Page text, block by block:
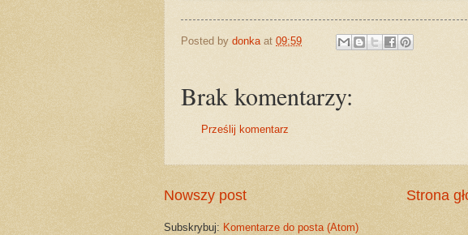
Posted by donka at 09:59
Brak komentarzy:
Prześlij komentarz
Nowszy post Strona
Subskrybuj: Komentarze do posta (Atom)